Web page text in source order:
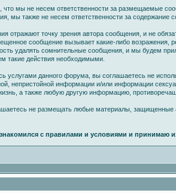
что мы не несем ответственности за размещаемые
мы также не несем ответственности за содержание
отражают точку зрения автора сообщения, и не
сообщение вызывает какие-либо возражения,
удалять сомнительные сообщения, и мы будем
такие действия необходимыми.
услугами данного форума, вы соглашаетесь не
непристойной информации и/или информации
а также любую другую информацию,
не размещать любые материалы, защищенные
с правилами и условиями и принимаю